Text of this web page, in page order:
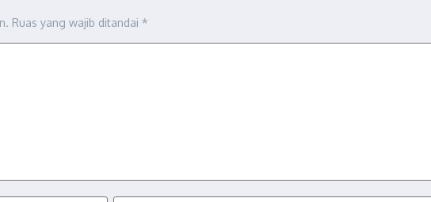
Ruas yang wajib ditandai *